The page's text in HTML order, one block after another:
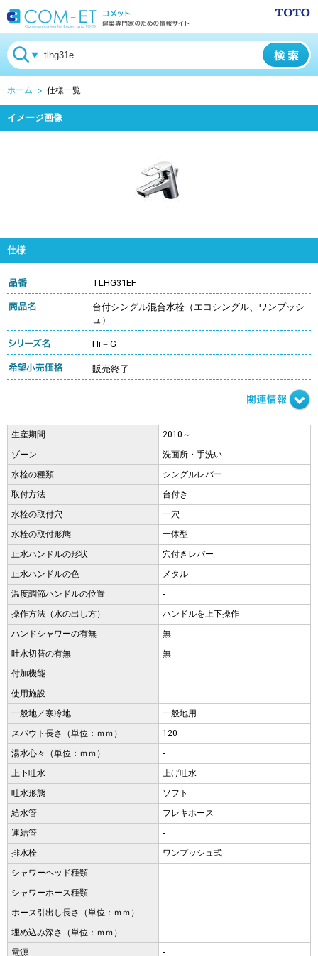
ホーム 仕様一覧
イメージ画像
仕様
TLHG31EF
台付シングル混合水栓（エコシングル、ワンプッシ
ュ）
Hi－G
販売終了
生産期間
2010～
ゾーン
洗面所・手洗い
水栓の種類
シングルレバー
取付方法
台付き
水栓の取付穴
一穴
水栓の取付形態
一体型
止水ハンドルの形状
穴付きレバー
止水ハンドルの色
メタル
温度調節ハンドルの位置
-
操作方法（水の出し方）
ハンドルを上下操作
ハンドシャワーの有無
無
吐水切替の有無
無
付加機能
-
使用施設
-
一般地／寒冷地
一般地用
スパウト長さ（単位：ｍｍ）
120
湯水心々（単位：ｍｍ）
-
上下吐水
上げ吐水
吐水形態
ソフト
給水管
フレキホース
連結管
-
排水栓
ワンプッシュ式
シャワーヘッド種類
-
シャワーホース種類
-
ホース引出し長さ（単位：ｍｍ）
-
埋め込み深さ（単位：ｍｍ）
-
電源
-